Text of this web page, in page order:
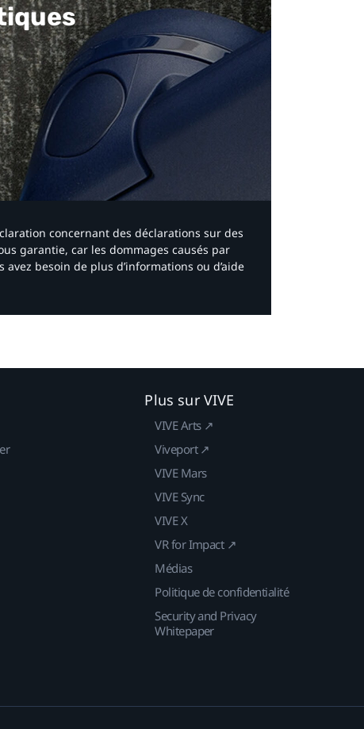
concernant des déclarations sur des
garantie, car les dommages causés par
avez besoin de plus d’informations ou d’aide
Plus sur VIVE
VIVE Arts ↗
Viveport ↗
VIVE Mars
VIVE Sync
VIVE X
VR for Impact ↗
Médias
Politique de confidentialité
Security and Privacy
Whitepaper